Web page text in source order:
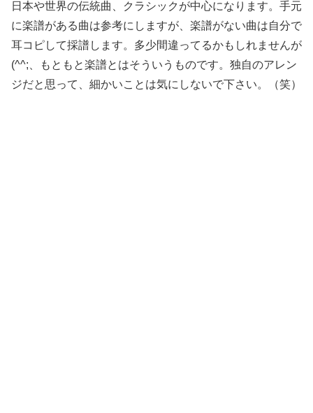
日本や世界の伝統曲、クラシックが中心になります。手元
に楽譜がある曲は参考にしますが、楽譜がない曲は自分で
耳コピして採譜します。多少間違ってるかもしれませんが
(^^;、もともと楽譜とはそういうものです。独自のアレン
ジだと思って、細かいことは気にしないで下さい。（笑）